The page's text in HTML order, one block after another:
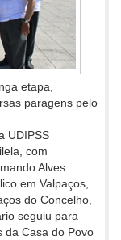
etapa,
paragens pelo
UDIPSS
com
Alves.
em Valpaços,
do Concelho,
seguiu para
da Casa do Povo